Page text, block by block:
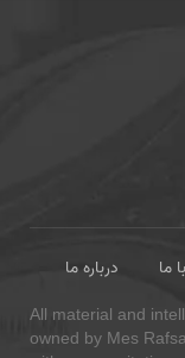
درباره ما ما
All material and
owned by Mes